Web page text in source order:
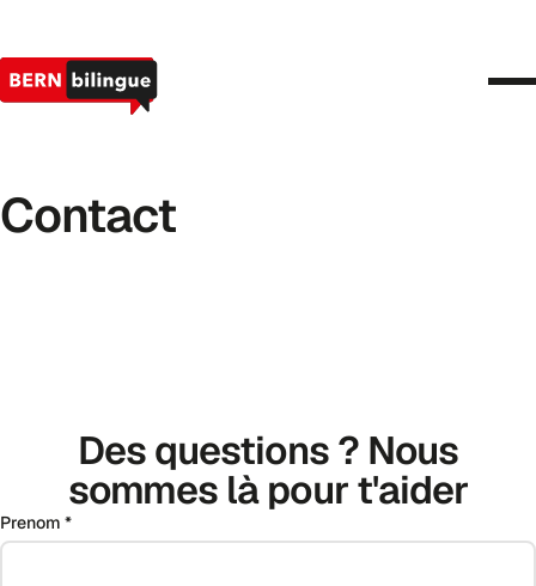
Projets
Contact
Devenez membre
Contact
Des questions ? Nous
sommes là pour t'aider
Prenom *